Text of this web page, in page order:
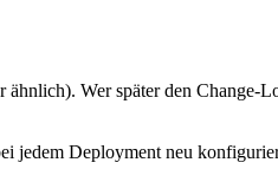
Wer später den Change-
jedem Deployment neu